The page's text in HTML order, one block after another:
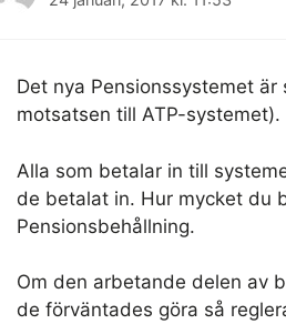
Det nya Pensionssystemet
motsatsen till ATP-systemet).
Alla som betalar in till
de betalat in. Hur mycket du
Pensionsbehållning.
Om den arbetande delen av
de förväntades göra så